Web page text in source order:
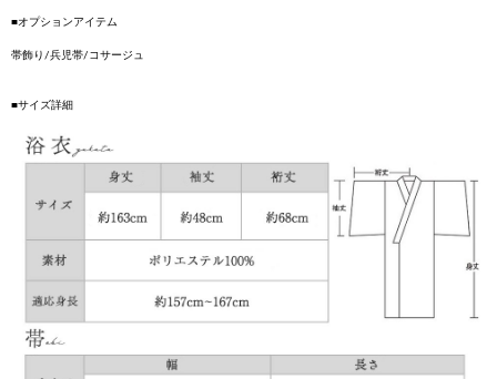
■オプションアイテム
帯飾り/兵児帯/コサージュ
■サイズ詳細